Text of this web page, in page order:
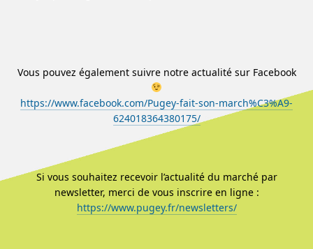
Vous pouvez également suivre notre actualité sur Facebook
https://www.facebook.com/Pugey-fait-son-march%C3%A9-
624018364380175/
Si vous souhaitez recevoir l’actualité du marché par
newsletter, merci de vous inscrire en ligne :
https://www.pugey.fr/newsletters/